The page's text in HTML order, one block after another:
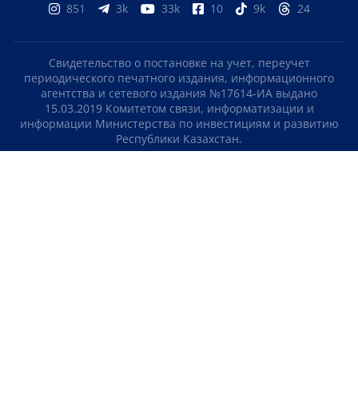
851 3k 33k 10 9k 24
Свидетельство о постановке на учет, переучет
периодического печатного издания, информационного
агентства и сетевого издания №17614-ИА выдано
15.03.2019 Комитетом связи, информатизации и
информации Министерства по инвестициям и развитию
Республики Казахстан.